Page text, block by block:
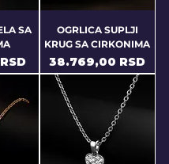
SA
OGRLICA SUPLJI
KRUG SA CIRKONIMA
Price
38.769,00 RSD